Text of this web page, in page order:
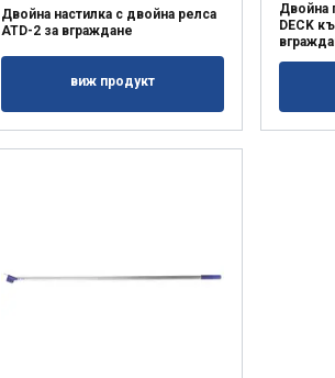
Двойна настилка с двойна релса
ATD-2 за вграждане
виж продукт
Двойна
DECK